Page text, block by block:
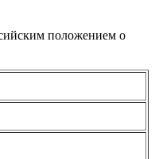
положением о